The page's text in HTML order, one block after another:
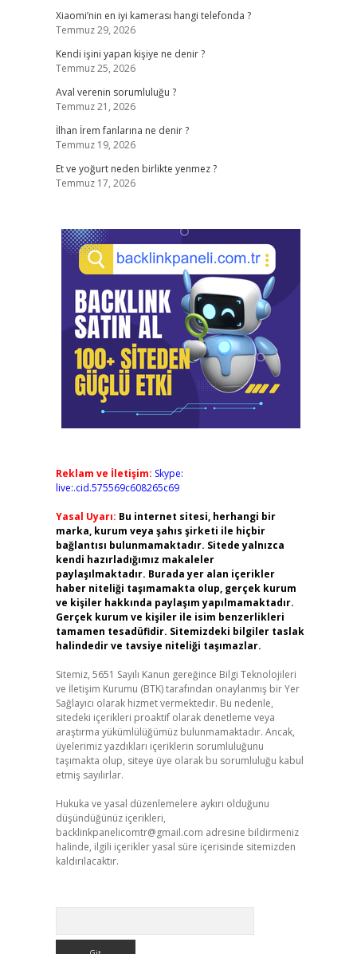
Xiaomi’nin en iyi kamerası hangi telefonda ?
Temmuz 29, 2026
Kendi işini yapan kişiye ne denir ?
Temmuz 25, 2026
Aval verenin sorumluluğu ?
Temmuz 21, 2026
İlhan İrem fanlarına ne denir ?
Temmuz 19, 2026
Et ve yoğurt neden birlikte yenmez ?
Temmuz 17, 2026
Reklam ve İletişim: Skype:
live:.cid.575569c608265c69
Yasal Uyarı: Bu internet sitesi, herhangi bir
marka, kurum veya şahıs şirketi ile hiçbir
bağlantısı bulunmamaktadır. Sitede yalnızca
kendi hazırladığımız makaleler
paylaşılmaktadır. Burada yer alan içerikler
haber niteliği taşımamakta olup, gerçek kurum
ve kişiler hakkında paylaşım yapılmamaktadır.
Gerçek kurum ve kişiler ile isim benzerlikleri
tamamen tesadüfidir. Sitemizdeki bilgiler taslak
halindedir ve tavsiye niteliği taşımazlar.
Sitemiz, 5651 Sayılı Kanun gereğince Bilgi Teknolojileri
ve İletişim Kurumu (BTK) tarafından onaylanmış bir Yer
Sağlayıcı olarak hizmet vermektedir. Bu nedenle,
sitedeki içerikleri proaktif olarak denetleme veya
araştırma yükümlülüğümüz bulunmamaktadır. Ancak,
üyelerimiz yazdıkları içeriklerin sorumluluğunu
taşımakta olup, siteye üye olarak bu sorumluluğu kabul
etmiş sayılırlar.
Hukuka ve yasal düzenlemelere aykırı olduğunu
düşündüğünüz içerikleri,
backlinkpanelicomtr@gmail.com adresine bildirmeniz
halinde, ilgili içerikler yasal süre içerisinde sitemizden
kaldırılacaktır.